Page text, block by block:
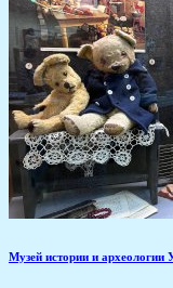
Музей истории и археологии